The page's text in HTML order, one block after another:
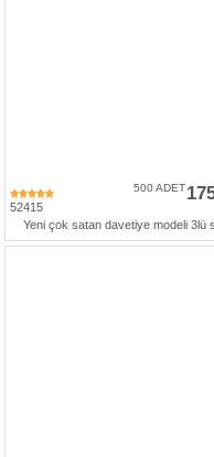
52415
500 ADET
Yeni çok satan davetiye modeli 3lü